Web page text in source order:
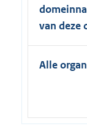
van deze
Alle